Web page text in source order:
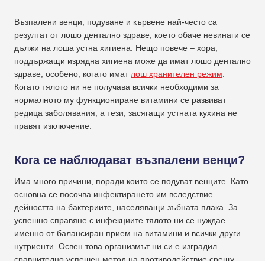
Възпалени венци, подуване и кървене най-често са
резултат от лошо дентално здраве, което обаче невинаги се
дължи на лоша устна хигиена. Нещо повече – хора,
поддържащи изрядна хигиена може да имат лошо дентално
здраве, особено, когато имат лош хранителен режим
Когато тялото ни не получава всички необходими за
нормалното му функциониране витамини се развиват
редица заболявания, а тези, засягащи устната кухина не
правят изключение.
Кога се наблюдават възпалени венци?
Има много причини, поради които се подуват венците. Като
основна се посочва инфектирането им вследствие
дейността на бактериите, населяващи зъбната плака. За
успешно справяне с инфекциите тялото ни се нуждае
именно от балансиран прием на витамини и всички други
нутриенти. Освен това организмът ни си е изградил
сравнително успешен метод на противодействие срещу